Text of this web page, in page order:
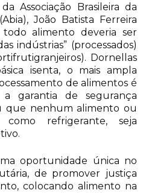
Associação Brasileira da
João Batista Ferreira
alimento deveria ser
indústrias” (processados)
Dornellas
isenta, o mais ampla
de alimentos é
a garantia de segurança
que nenhum alimento ou
refrigerante, seja
oportunidade única no
de promover justiça
colocando alimento na